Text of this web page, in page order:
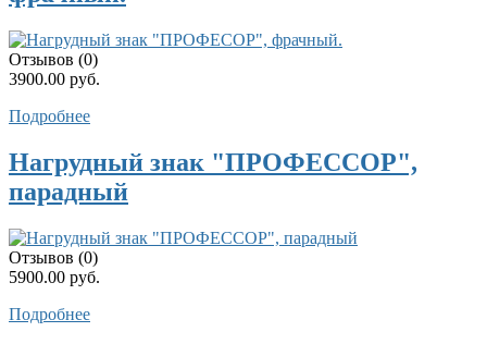
Отзывов (0)
3900.00 руб.
Подробнее
Нагрудный знак "ПРОФЕССОР",
парадный
Отзывов (0)
5900.00 руб.
Подробнее